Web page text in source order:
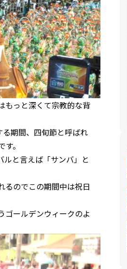
もっと深くて宗教的な背
期間、四旬節と呼ばれ
。
と言えば「サンバ」と
るのでこの期間中は祝日
ゴールデンウィークのよ